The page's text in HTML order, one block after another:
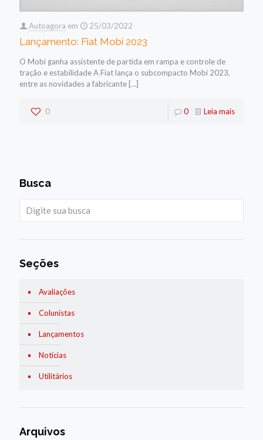
Autoagora em 25/03/2022
Lançamento: Fiat Mobi 2023
O Mobi ganha assistente de partida em rampa e controle de
tração e estabilidade A Fiat lança o subcompacto Mobi 2023,
entre as novidades a fabricante […]
0 0 Leia mais
Busca
Seções
Avaliações
Colunistas
Lançamentos
Notícias
Utilitários
Arquivos